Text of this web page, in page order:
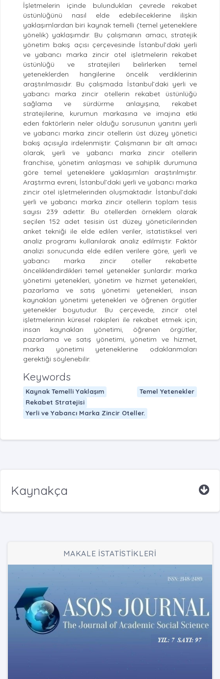
İşletmelerin içinde bulundukları çevrede rekabet
üstünlüğünü nasıl elde edebileceklerine ilişkin
yaklaşımlardan biri kaynak temelli (temel yeteneklere
yönelik) yaklaşımdır. Bu çalışmanın amacı, stratejik
yönetim bakış açısı çerçevesinde İstanbul’daki yerli
ve yabancı marka zincir otel işletmelerin rekabet
üstünlüğü ve stratejileri belirlerken temel
yeteneklerden hangilerine öncelik verdiklerinin
araştırılmasıdır. Bu çalışmada İstanbul’daki yerli ve
yabancı marka zincir otellerin rekabet üstünlüğü
sağlama ve sürdürme anlayışına, rekabet
stratejilerine, kurumun markasına ve imajına etki
eden faktörlerin neler olduğu sorusunun yanıtını yerli
ve yabancı marka zincir otellerin üst düzey yönetici
bakış açısıyla irdelenmiştir. Çalışmanın bir alt amacı
olarak, yerli ve yabancı marka zincir otellerin
franchise, yönetim anlaşması ve sahiplik durumuna
göre temel yeteneklere yaklaşımları araştırılmıştır.
Araştırma evreni, İstanbul’daki yerli ve yabancı marka
zincir otel işletmelerinden oluşmaktadır. İstanbul’daki
yerli ve yabancı marka zincir otellerin toplam tesis
sayısı 239 adettir. Bu otellerden örneklem olarak
seçilen 152 adet tesisin üst düzey yöneticilerinden
anket tekniği ile elde edilen veriler, istatistiksel veri
analiz programı kullanılarak analiz edilmiştir. Faktör
analizi sonucunda elde edilen verilere göre, yerli ve
yabancı marka zincir oteller rekabette
önceliklendirdikleri temel yetenekler şunlardır: marka
yönetimi yetenekleri, yönetim ve hizmet yetenekleri,
pazarlama ve satış yönetimi yetenekleri, insan
kaynakları yönetimi yetenekleri ve öğrenen örgütler
yetenekler boyutudur. Bu çerçevede, zincir otel
işletmelerinin küresel rakipleri ile rekabet etmek için;
insan kaynakları yönetimi, öğrenen örgütler,
pazarlama ve satış yönetimi, yönetim ve hizmet,
marka yönetimi yeteneklerine odaklanmaları
gerektiği söylenebilir.
Keywords
Kaynak Temelli Yaklaşım
Temel Yetenekler
Rekabet Stratejisi
Yerli ve Yabancı Marka Zincir Oteller.
Kaynakça
MAKALE İSTATİSTİKLERİ